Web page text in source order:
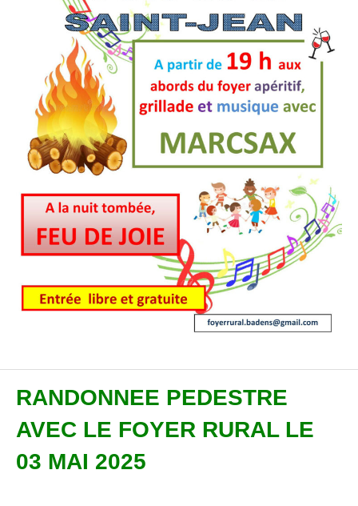
RANDONNEE PEDESTRE
AVEC LE FOYER RURAL LE
03 MAI 2025